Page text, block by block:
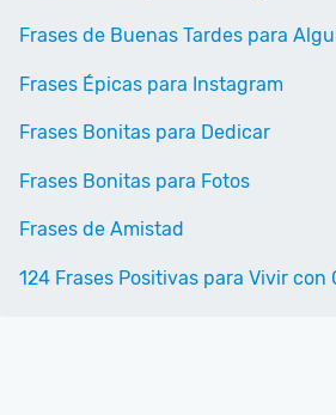
Frases de Buenas Tardes para
Frases Épicas para Instagram
Frases Bonitas para Dedicar
Frases Bonitas para Fotos
Frases de Amistad
124 Frases Positivas para Vivir con